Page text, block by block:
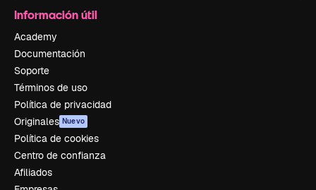
Información útil
Academy
Documentación
Soporte
Términos de uso
Política de privacidad
Originales Nuevo
Política de cookies
Centro de confianza
Afiliados